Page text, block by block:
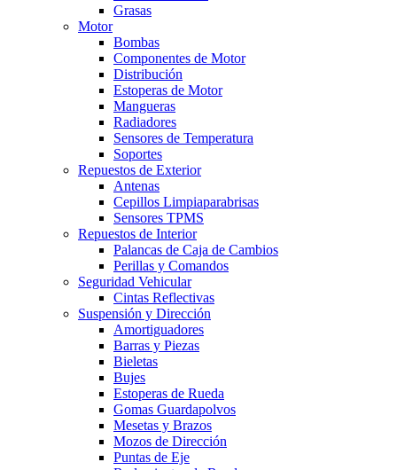
Grasas
Motor
Bombas
Componentes de Motor
Distribución
Estoperas de Motor
Mangueras
Radiadores
Sensores de Temperatura
Soportes
Repuestos de Exterior
Antenas
Cepillos Limpiaparabrisas
Sensores TPMS
Repuestos de Interior
Palancas de Caja de Cambios
Perillas y Comandos
Seguridad Vehicular
Cintas Reflectivas
Suspensión y Dirección
Amortiguadores
Barras y Piezas
Bieletas
Bujes
Estoperas de Rueda
Gomas Guardapolvos
Mesetas y Brazos
Mozos de Dirección
Puntas de Eje